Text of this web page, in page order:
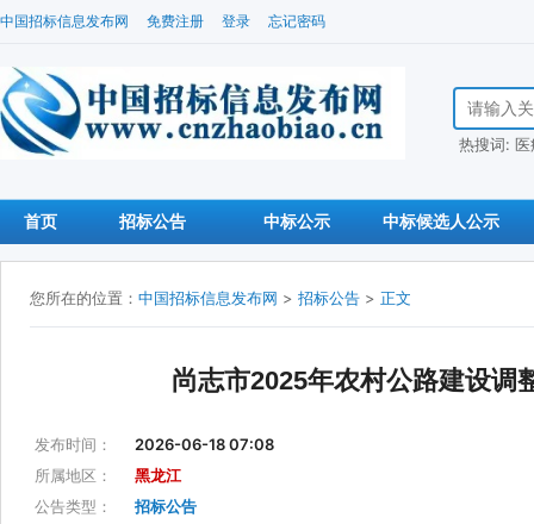
中国招标信息发布网 免费注册 登录 忘记密码
搜索招标信
热搜词:
首页 招标公告 中标公示 中标候选人公示
您所在的位置： 中国招标信息发布网 > 招标公告 > 正文
尚志市2025年农村公路建设调
发布时间：
2026-06-18 07:08
所属地区：
黑龙江
公告类型：
招标公告